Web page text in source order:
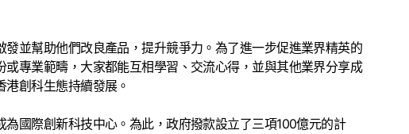
並幫助他們改良產品，提升競爭力。為了進一步促進業界精英的
專業範疇，大家都能互相學習、交流心得，並與其他業界分享成
創科生態持續發展。
國際創新科技中心。為此，政府撥款設立了三項100億元的計